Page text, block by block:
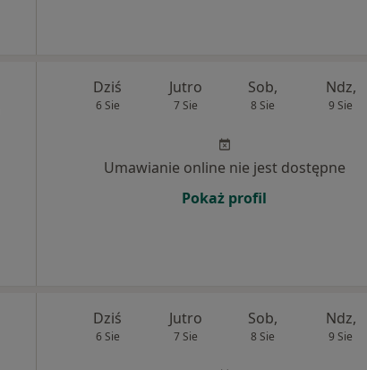
Dziś
6 Sie
Jutro
7 Sie
Sob,
8 Sie
Ndz,
9 Sie
Umawianie online nie jest dostępne
Pokaż profil
Dziś
6 Sie
Jutro
7 Sie
Sob,
8 Sie
Ndz,
9 Sie